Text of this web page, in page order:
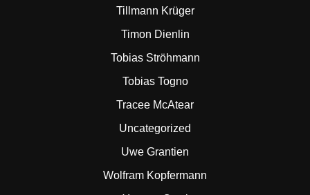
Tillmann Krüger
Timon Dienlin
Tobias Ströhmann
Tobias Togno
Tracee McAtear
Uncategorized
Uwe Grantien
Wolfram Kopfermann